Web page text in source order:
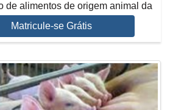
de alimentos de origem animal da
Cursos foi desenv...
Matricule-se Grátis